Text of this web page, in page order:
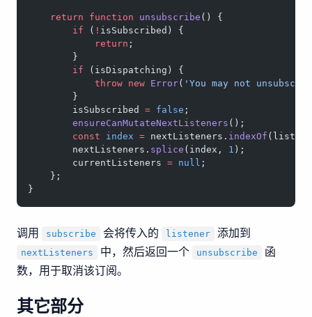
    return
function unsubscribe () {
        if
( ! isSubscribed) {
            return
;
        }
        if
(isDispatching) {
            throw
new Error( 'You may not
        }
        isSubscribed
= false ;
        ensureCanMutateNextListeners
();
        const
index = nextListeners. indexOf
        nextListeners.
splice (index, 1 );
        currentListeners
= null ;
    };
}
调用 subscribe 会将传入的 listener 添加到
nextListeners 中，然后返回一个 unsubscribe
函
数，用于取消该订阅。
其它部分